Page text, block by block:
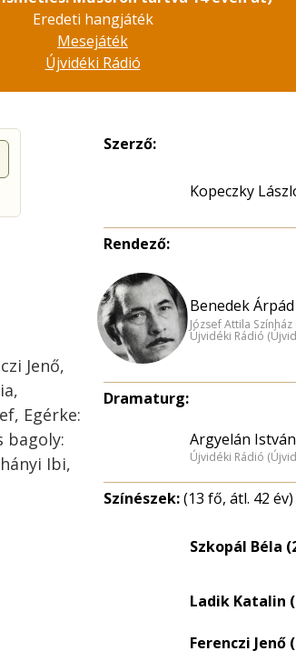
Eredeti hangjáték
Mesejáték
Újvidéki Rádió
Jenő,
Egérke:
bagoly:
Ibi,
Szerző:
Kopeczky
Rendező:
Benedek Árpád
József Attila
Újvidéki Rádió
Dramaturg:
Argyelán István
Újvidéki Rádió
Színészek:(13 fő, átl. 42 év)
Szkopál Béla
Ladik Katalin
Ferenczi Jenő